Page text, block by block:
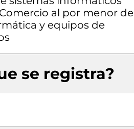
al por menor de
y equipos de
se registra?